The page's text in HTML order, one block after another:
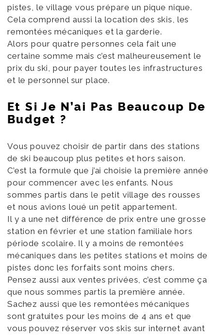
pistes, le village vous prépare un pique nique.
Cela comprend aussi la location des skis, les
remontées mécaniques et la garderie.
Alors pour quatre personnes cela fait une
certaine somme mais c’est malheureusement le
prix du ski, pour payer toutes les infrastructures
et le personnel sur place.
Et Si Je N’ai Pas Beaucoup De
Budget ?
Vous pouvez choisir de partir dans des stations
de ski beaucoup plus petites et hors saison.
C’est la formule que j’ai choisie la première année
pour commencer avec les enfants. Nous
sommes partis dans le petit village des rousses
et nous avions loué un petit appartement.
Il y a une net différence de prix entre une grosse
station en février et une station familiale hors
période scolaire. Il y a moins de remontées
mécaniques dans les petites stations et moins de
pistes donc les forfaits sont moins chers.
Pensez aussi aux ventes privées, c’est comme ça
que nous sommes partis la première année.
Sachez aussi que les remontées mécaniques
sont gratuites pour les moins de 4 ans et que
vous pouvez réserver vos skis sur internet avant